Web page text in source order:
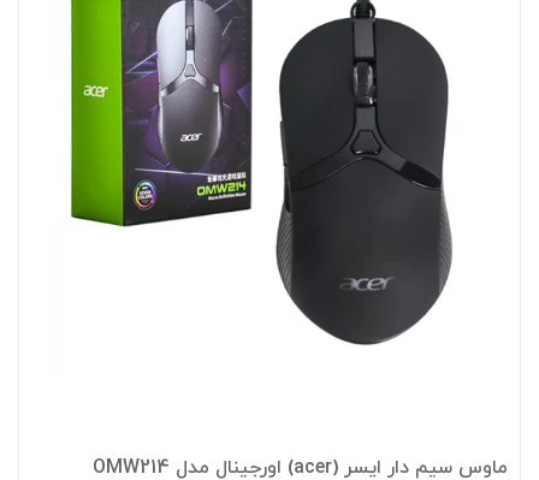
ماوس سیم دار ایسر (acer) اورجینال مدل OMW214